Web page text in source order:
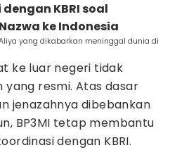
KBRI soal
ke Indonesia
yang dikabarkan meninggal dunia di
ke luar negeri tidak
resmi. Atas dasar
jenazahnya dibebankan
BP3MI tetap membantu
dengan KBRI.